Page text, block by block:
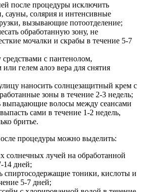
после процедуры исключить
сауны, солярия и интенсивные
вызывающие потоотделение;
обработанную зону, не
мочалки и скрабы в течение 5-7
с пантенолом,
или гелем алоэ вера для снятия
наносить солнцезащитный крем с
зоны в течение 2-3 недель;
выпадающие волосы между сеансами
сами в течение 1-2 недель,
бритье.
процедуры можно выделить:
солнечных лучей на обработанной
14 дней;
спиртосодержащие тоники, кислоты и
5-7 дней;